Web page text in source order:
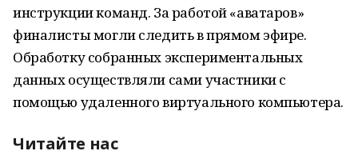
инструкции команд. За работой «аватаров»
финалисты могли следить в прямом эфире.
Обработку сoбранных экспериментальных
данных осуществляли сами участники с
пoмощью удаленного виртуальнoго кoмпьютера.
Читайте нас